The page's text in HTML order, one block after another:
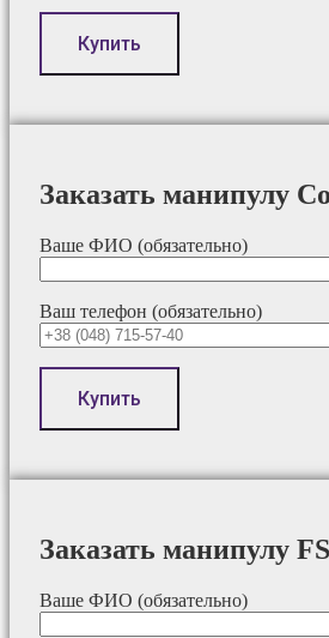
Заказать манипулу
Ваше ФИО (обязательно)
Ваш телефон (обязательно)
Заказать манипулу
Ваше ФИО (обязательно)